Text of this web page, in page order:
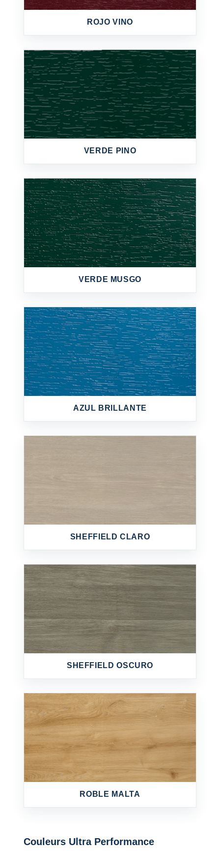
ROJO VINO
VERDE PINO
VERDE MUSGO
AZUL BRILLANTE
SHEFFIELD CLARO
SHEFFIELD OSCURO
ROBLE MALTA
Couleurs Ultra Performance